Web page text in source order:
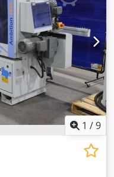
1 /9